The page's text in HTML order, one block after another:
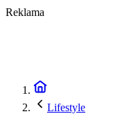
Reklama
Lifestyle